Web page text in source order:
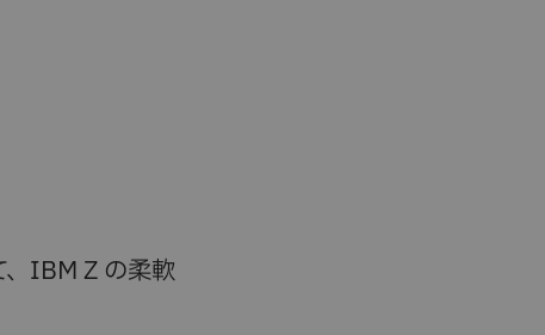
、IBM Z の柔軟